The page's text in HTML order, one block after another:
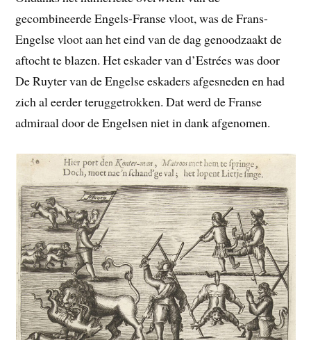
gecombineerde Engels-Franse vloot, was de Frans-
Engelse vloot aan het eind van de dag genoodzaakt de
aftocht te blazen. Het eskader van d’Estrées was door
De Ruyter van de Engelse eskaders afgesneden en had
zich al eerder teruggetrokken. Dat werd de Franse
admiraal door de Engelsen niet in dank afgenomen.